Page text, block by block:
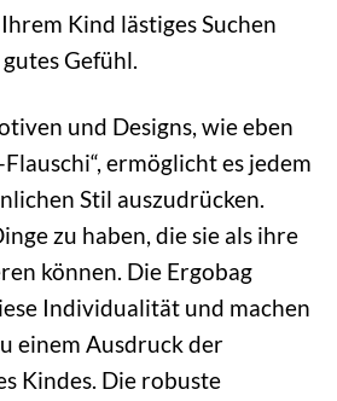
Kind lästiges Suchen
Gefühl.
und Designs, wie eben
ermöglicht es jedem
Stil auszudrücken.
zu haben, die sie als ihre
können. Die Ergobag
Individualität und machen
einem Ausdruck der
Kindes. Die robuste